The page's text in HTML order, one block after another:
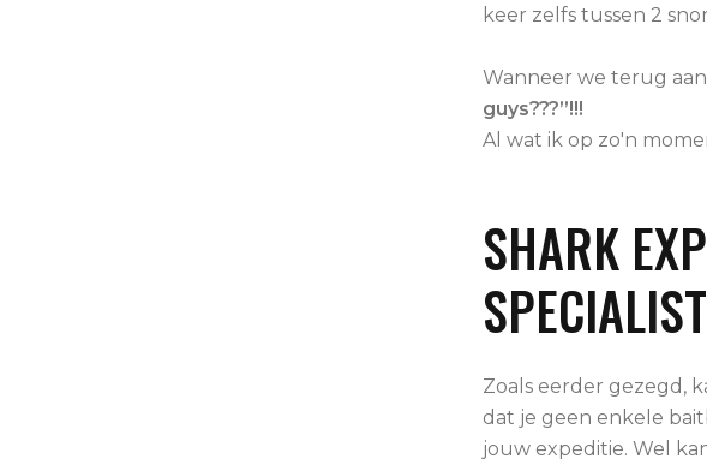
keer zelfs tussen 2
Wanneer we terug
guys???”!!!
Al wat ik op zo'n
SHARK
Zoals eerder gezegd,
dat je geen enkele
jouw expeditie. Wel